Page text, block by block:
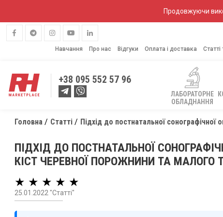
Продовжуючи
Навчання Про нас Відгуки Оплата і доставка
+38 095 552 57 96
ЛАБОРАТОРНЕ
ОБЛАДНАННЯ
Головна Статті Підхід до постнатальної
ПІДХІД ДО ПОСТНАТАЛЬНОЇ
КІСТ ЧЕРЕВНОЇ ПОРОЖНИНИ ТА
★ ★ ★ ★ ★
25.01.2022 "Статті"